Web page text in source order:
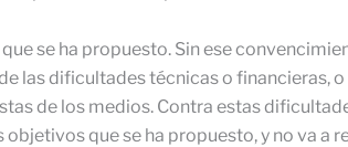
se ha propuesto. Sin ese
las dificultades técnicas o financieras, o
de los medios. Contra estas
que se ha propuesto, y no va a